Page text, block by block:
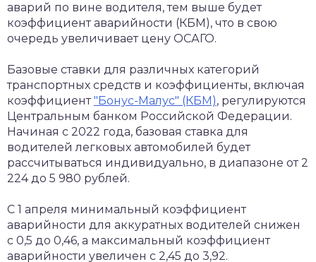
аварий по вине водителя, тем выше будет
коэффициент аварийности (КБМ), что в свою
очередь увеличивает цену ОСАГО.
Базовые ставки для различных категорий
транспортных средств и коэффициенты, включая
коэффициент"Бонус-Малус" (КБМ), регулируются
Центральным банком Российской Федерации.
Начиная с 2022 года, базовая ставка для
водителей легковых автомобилей будет
рассчитываться индивидуально, в диапазоне от 2
224 до 5 980 рублей.
С 1 апреля минимальный коэффициент
аварийности для аккуратных водителей снижен
с 0,5 до 0,46, а максимальный коэффициент
аварийности увеличен с 2,45 до 3,92.